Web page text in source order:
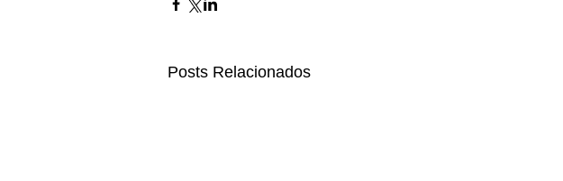
Posts Relacionados